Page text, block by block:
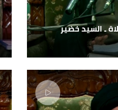
ـ السيد خضير